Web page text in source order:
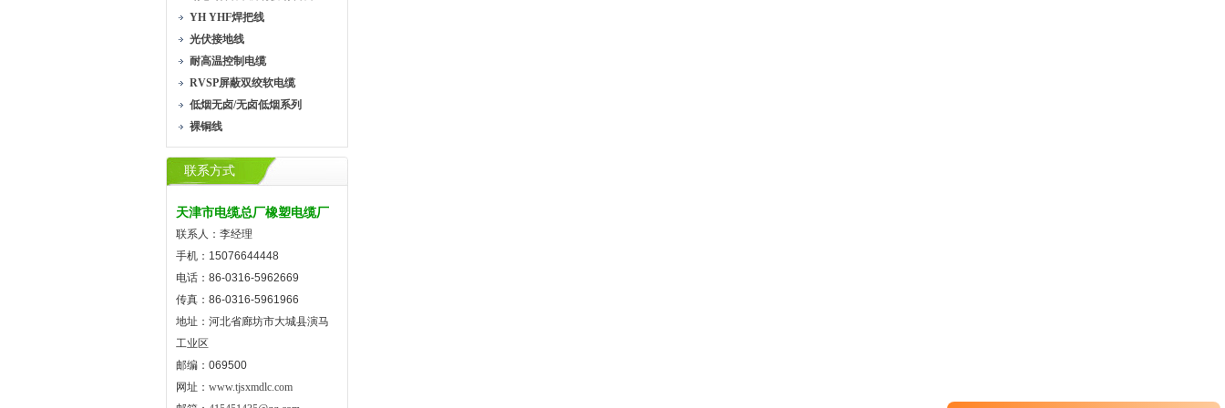
YH YHF焊把线
光伏接地线
耐高温控制电缆
RVSP屏蔽双绞软电缆
低烟无卤/无卤低烟系列
裸铜线
联系方式
天津市电缆总厂橡塑电缆厂
联系人：李经理
手机：15076644448
电话：86-0316-5962669
传真：86-0316-5961966
地址：河北省廊坊市大城县演马
工业区
邮编：069500
网址： www.tjsxmdlc.com